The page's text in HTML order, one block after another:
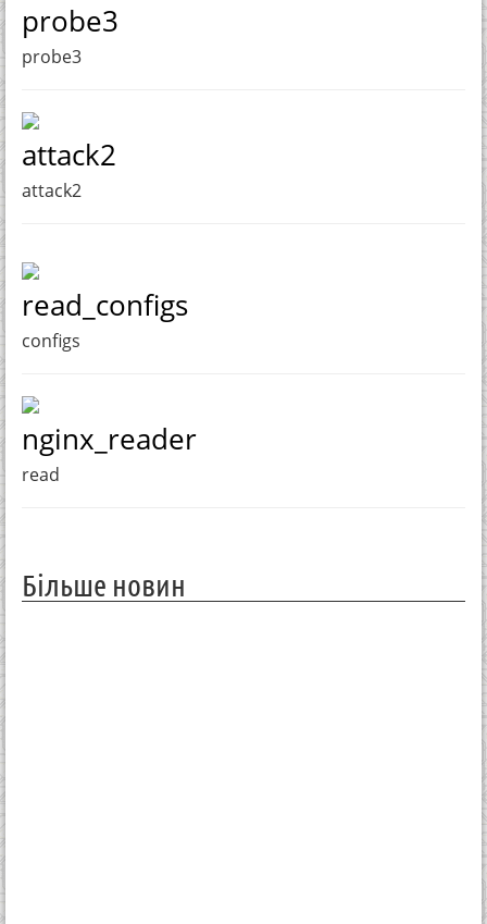
probe3
probe3
attack2
attack2
read_configs
configs
nginx_reader
read
Більше новин